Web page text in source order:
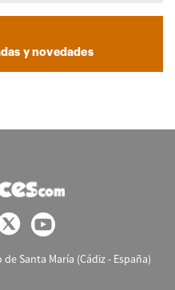
y novedades
Santa María (Cádiz - España)